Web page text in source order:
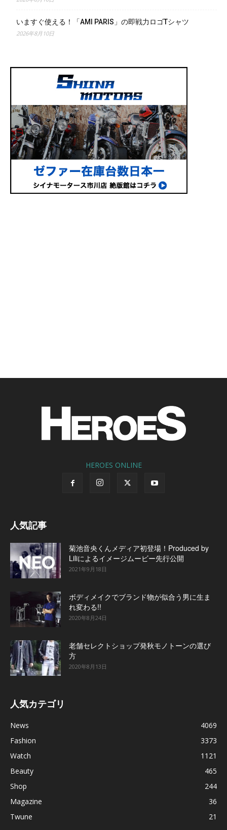
いますぐ使える！「AMI PARIS」の即戦力ロゴTシャツ
2026年8月10日
HEROES ONLINE
人気記事
菊池音央くんメディア初登場！Produced by
Liliによるイメージムービー先行公開
2021年9月18日
ボディメイクでブランド物が似合う男に生ま
れ変わる!!
2020年8月24日
老舗セレクトショップ発秋モノトーンの選び
方
2020年8月13日
人気カテゴリ
News
4069
Fashion
3373
Watch
1121
Beauty
465
Shop
244
Magazine
36
Twune
21